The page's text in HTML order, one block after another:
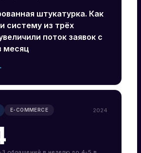
штукатурка. Как
систему из трёх
поток заявок с
месяц
E-COMMERCE 2024